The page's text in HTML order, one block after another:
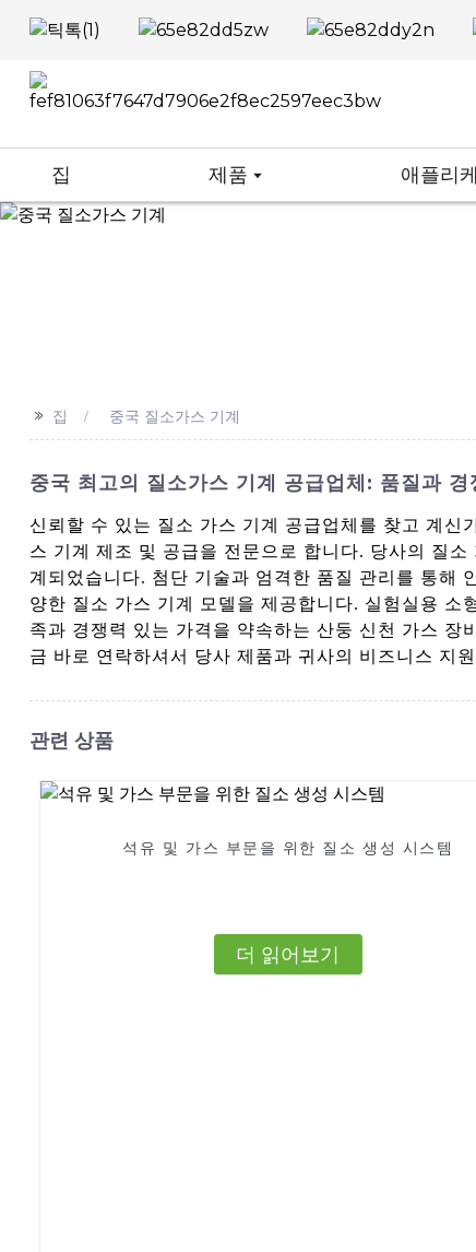
집 제품 애플리
>> 집 중국 질소가스 기계
중국 최고의 질소가스 기계 공급업체: 품질과 경
신뢰할 수 있는 질소 가스 기계 공급업체를 찾고 계신
스 기계 제조 및 공급을 전문으로 합니다. 당사의 질
계되었습니다. 첨단 기술과 엄격한 품질 관리를 통해
양한 질소 가스 기계 모델을 제공합니다. 실험실용
족과 경쟁력 있는 가격을 약속하는 산둥 신천 가스 장
금 바로 연락하셔서 당사 제품과 귀사의 비즈니스 지
관련 상품
석유 및 가스 부문을 위한 질소 생성 시스템
더 읽어보기